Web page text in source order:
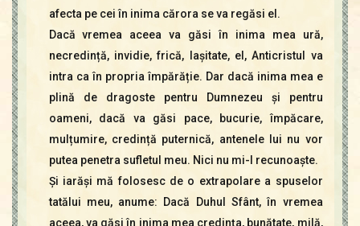
afecta pe cei în inima cărora se va regăsi el.
Dacă vremea aceea va găsi în inima mea ură,
necredință, invidie, frică, lașitate, el, Anticristul va
intra ca în propria împărăție. Dar dacă inima mea e
plină de dragoste pentru Dumnezeu și pentru
oameni, dacă va găsi pace, bucurie, împăcare,
mulțumire, credință puternică, antenele lui nu vor
putea penetra sufletul meu. Nici nu mi-l recunoaște.
Și iarăși mă folosesc de o extrapolare a spuselor
tatălui meu, anume: Dacă Duhul Sfânt, în vremea
aceea, va găsi în inima mea credința, bunătate, milă,